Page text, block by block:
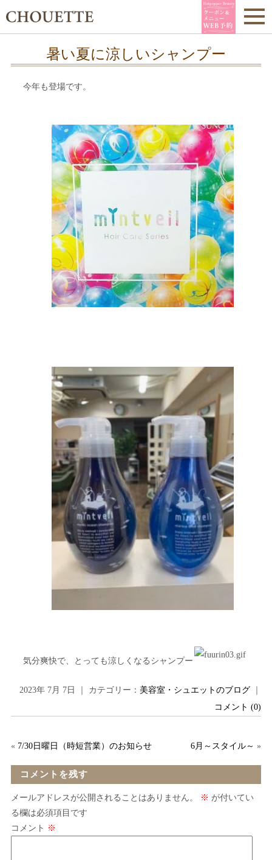
暑い夏に涼しいシャンプー
今年も登場です。
気分爽快で、とっても涼しくなるシャンプー
2023年 7月 7日 ｜ カテゴリー： 美容室・シュエットのブログ
コメント (0)
« 7/30日曜日（時短営業）のお知らせ 6月～スタイル～ »
コメントを残す
メールアドレスが公開されることはありません。 ※ が付いてい
る欄は必須項目です
コメント ※